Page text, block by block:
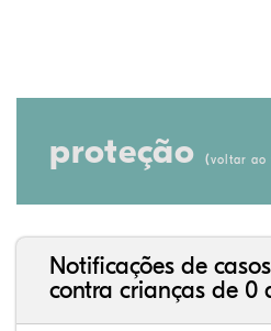
proteção (voltar ao
Notificações de
contra crianças de 0